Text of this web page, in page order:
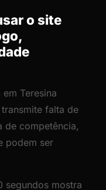
o site
Teresina
falta de
competência,
podem ser
segundos mostra